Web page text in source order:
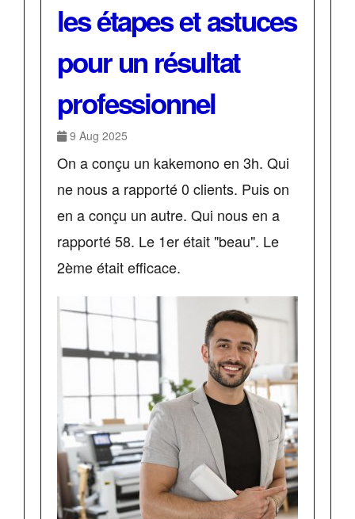
les étapes et astuces
pour un résultat
professionnel
9 Aug 2025
On a conçu un kakemono en 3h. Qui
ne nous a rapporté 0 clients. Puis on
en a conçu un autre. Qui nous en a
rapporté 58. Le 1er était "beau". Le
2ème était efficace.